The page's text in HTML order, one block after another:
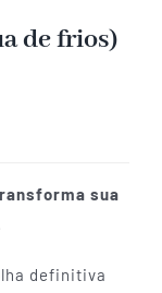
de frios)
sua
definitiva